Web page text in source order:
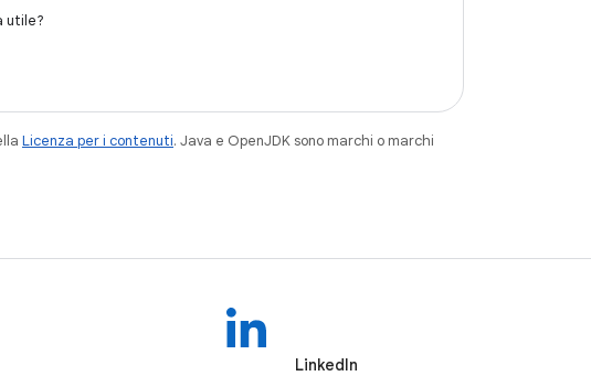
utile?
Licenza per i contenuti. Java e OpenJDK sono marchi o marchi
LinkedIn